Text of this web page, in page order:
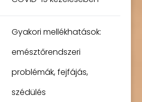
Gyakori mellékhatások:
emésztőrendszeri
problémák, fejfájás,
szédülés